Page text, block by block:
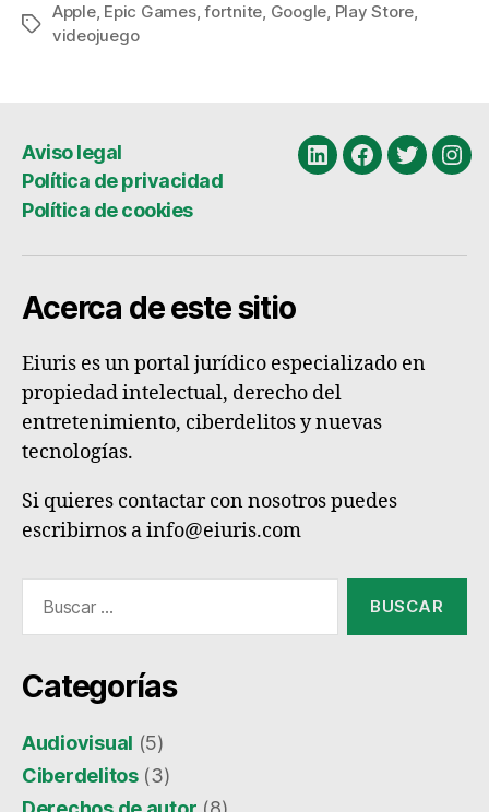
Etiquetas
Apple, Epic Games,fortnite, Google, Play Store,
videojuego
Aviso legal
Política de privacidad
Política de cookies
LinkedinFacebook
Twitter
Acerca de este sitio
Eiuris es un portal jurídico especializado en
propiedad intelectual, derecho del
entretenimiento, ciberdelitos y nuevas
tecnologías.
Si quieres contactar con nosotros puedes
escribirnos a info@eiuris.com
Categorías
Audiovisual (5)
Ciberdelitos(3)